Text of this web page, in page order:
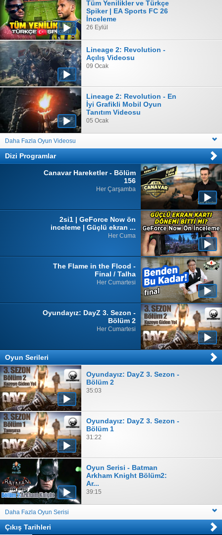
Tüm Yenilikler ve Türkçe
Spiker | EA Sports FC 26
İnceleme
26 Eylül
Lineage 2: Revolution -
Açılış Videosu
09 Ocak
Lineage 2: Revolution - En
İyi Grafikli Mobil Oyun
Tanıtım Videosu
05 Ocak
Daha Fazla Oyun Videosu
Dizi Programlar
Canavar Hareketler - Bölüm
156
Her Çarşamba
2si1 | GeForce Now ön
inceleme | Güçlü ekran ...
Her Cuma
The Flame in the Flood -
Final / Talha
Her Cumartesi
Oyundayız: DayZ 3. Sezon -
Bölüm 2
Her Cumartesi
Oyun Serileri
Oyundayız: DayZ 3. Sezon -
Bölüm 2
35:03
Oyundayız: DayZ 3. Sezon -
Bölüm 1
31:22
Oyun Serisi - Batman
Arkham Knight Bölüm2:
Ar...
39:15
Daha Fazla Oyun Serisi
Çıkış Tarihleri